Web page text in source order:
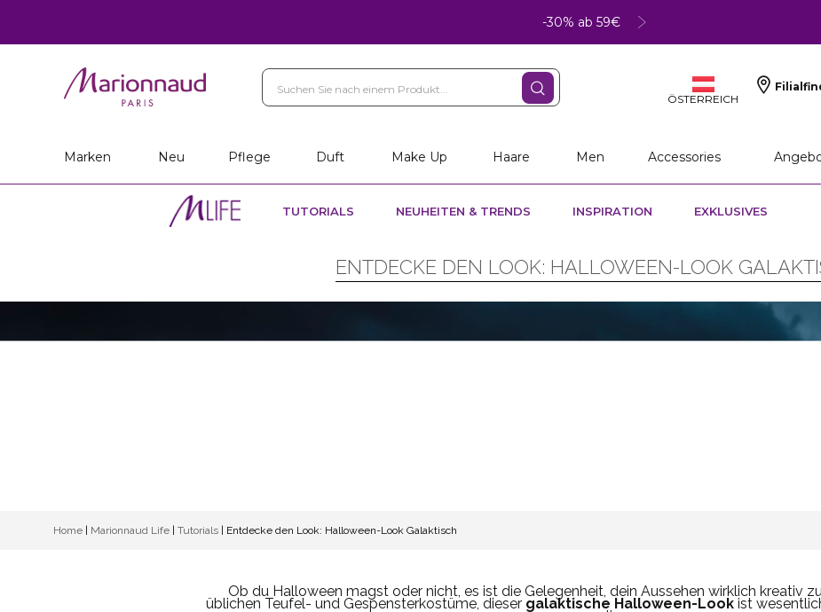
-30% ab 59€
ÖSTERREICH
Marken Neu Pflege Duft Make Up Haare Men Accessories
TUTORIALS NEUHEITEN & TRENDS INSPIRATION EXKLUSIVES
ENTDECKE DEN LOOK: HALLOWEEN-LOOK
Home | Marionnaud Life | Tutorials | Entdecke den Look: Halloween-Look Galaktisch
Ob du Halloween magst oder nicht, es ist die Gelegenheit, dein Aussehen wirklich kreativ
üblichen Teufel- und Gespensterkostüme, dieser galaktische Halloween-Lookist